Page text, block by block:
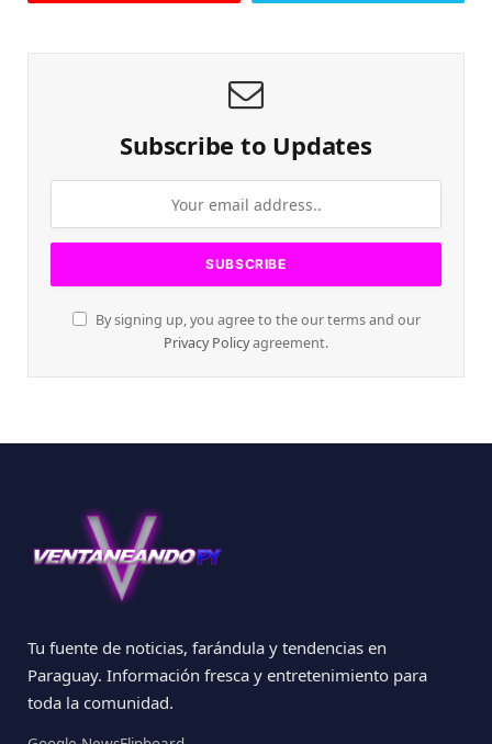
Subscribe to Updates
By signing up, you agree to the our terms and our
Privacy Policyagreement.
Tu fuente de noticias, farándula y tendencias en
Paraguay. Información fresca y entretenimiento para
toda la comunidad.